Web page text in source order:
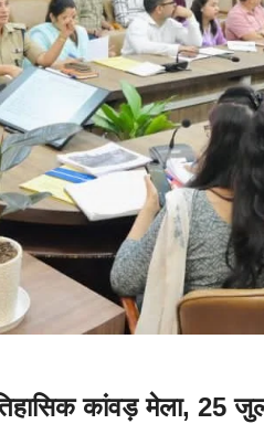
कांवड़ मेला, 25